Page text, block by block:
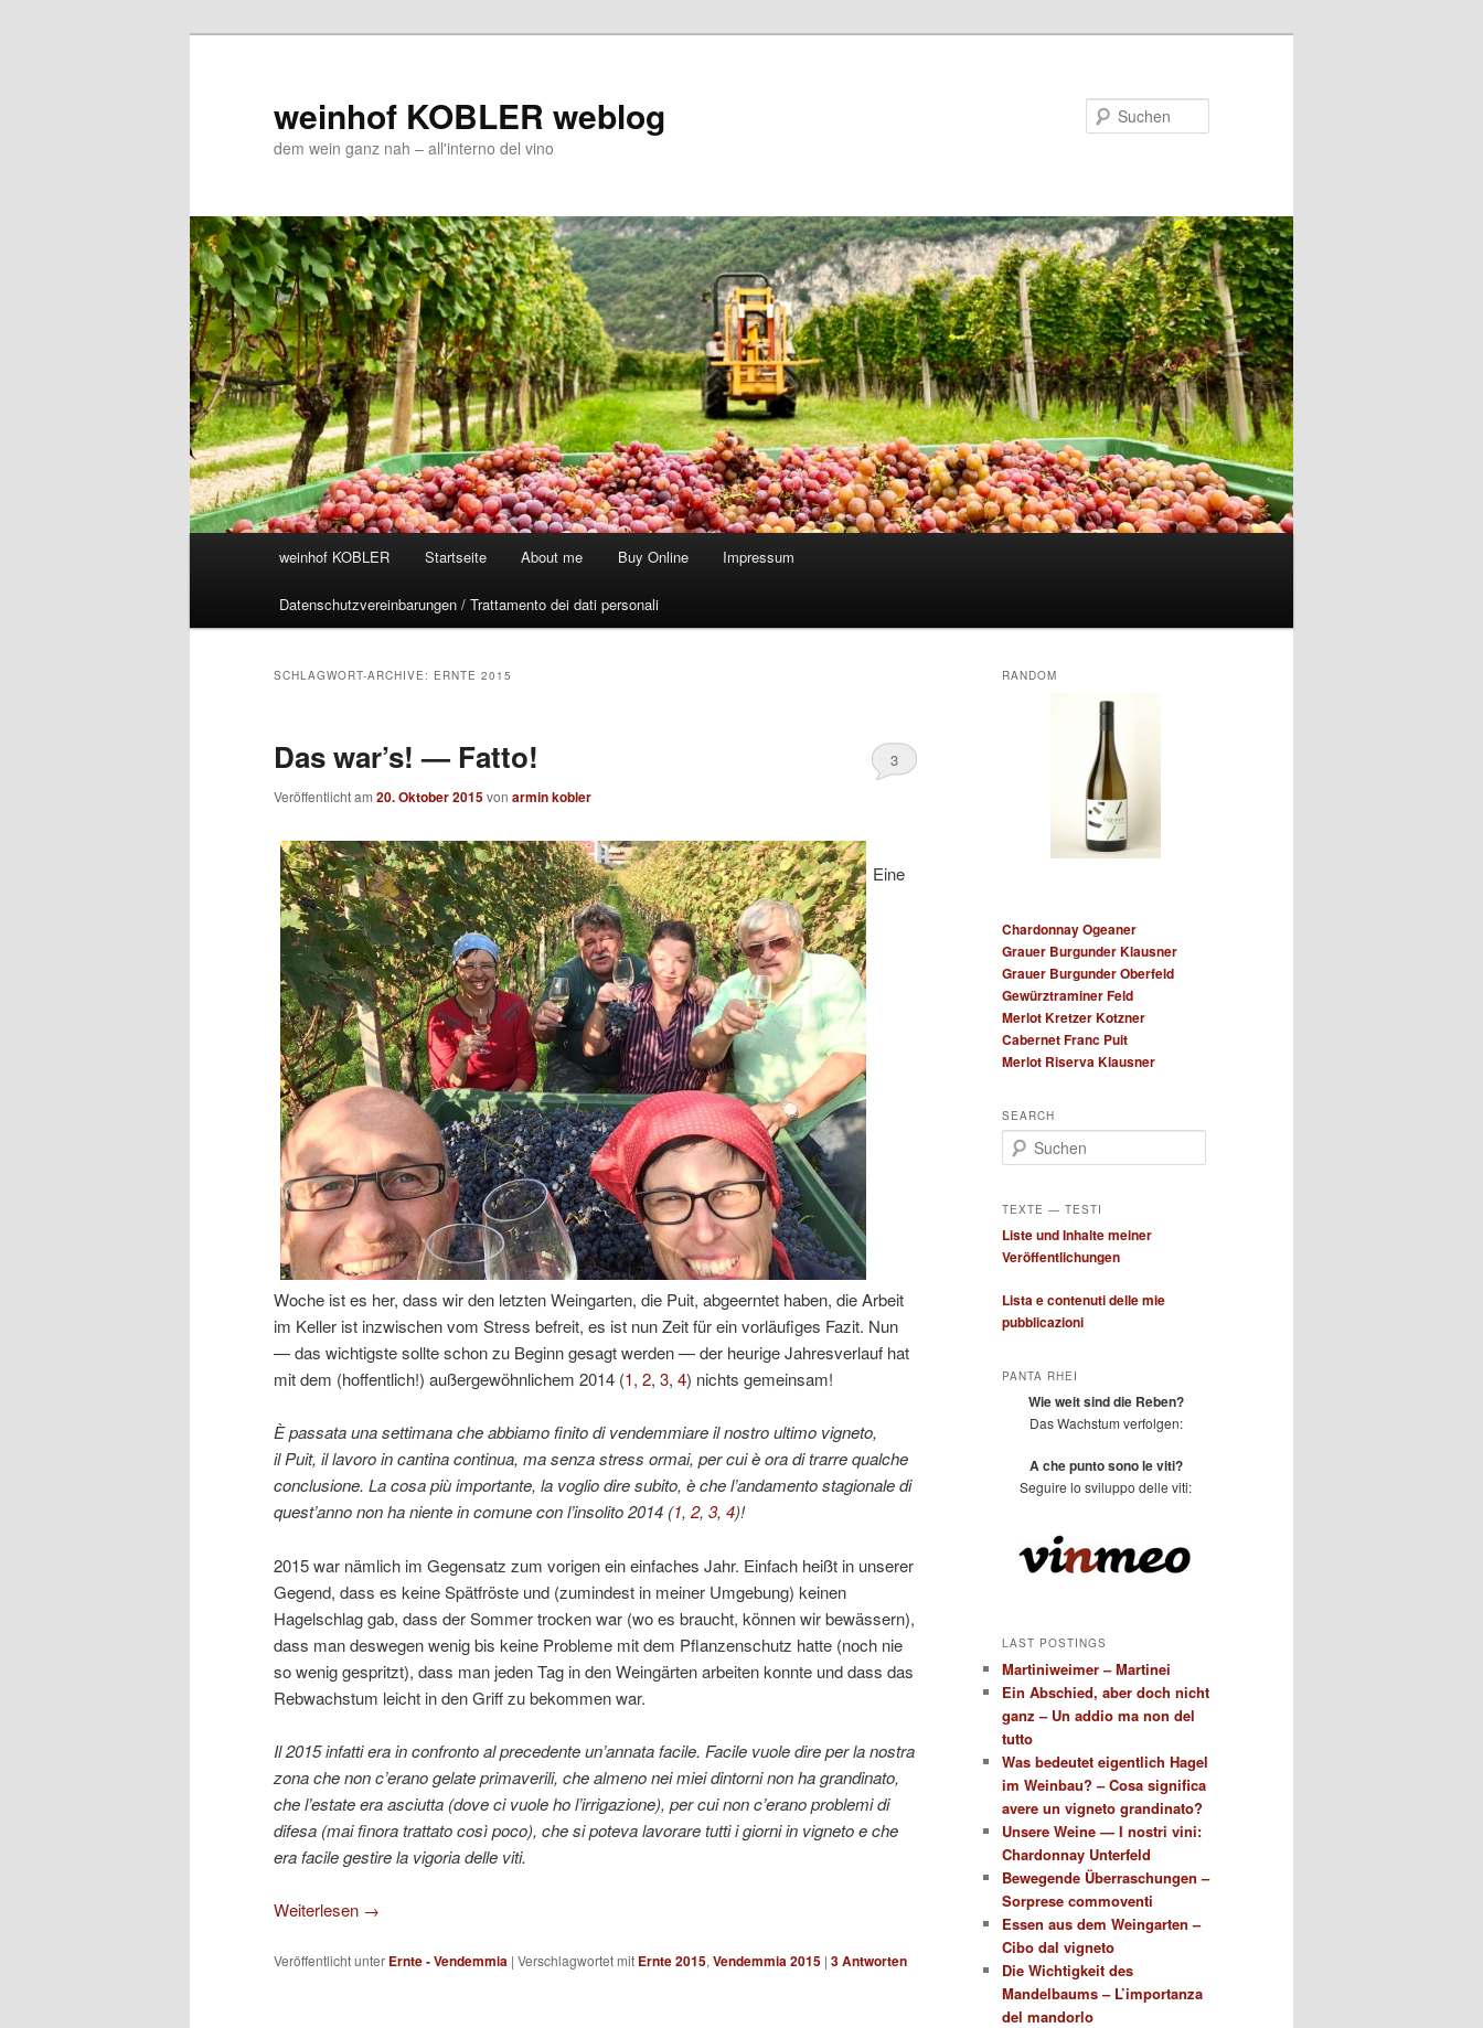
weinhof KOBLER weblog
dem wein ganz nah – all'interno del vino
weinhof KOBLER Startseite About me Buy Online Impressum
Datenschutzvereinbarungen / Trattamento dei dati personali
SCHLAGWORT-ARCHIVE: ERNTE 2015
Das war’s! — Fatto!
Veröffentlicht am 20. Oktober 2015von armin kobler
3
Eine
Woche ist es her, dass wir den letzten Weingarten, die Puit, abgeerntet haben, die Arbeit
im Keller ist inzwischen vom Stress befreit, es ist nun Zeit für ein vorläufiges Fazit. Nun
— das wichtigste sollte schon zu Beginn gesagt werden — der heurige Jahresverlauf hat
mit dem (hoffentlich!) außergewöhnlichem 2014 (1, 2, 3, 4) nichts gemeinsam!
È passata una settimana che abbiamo finito di vendemmiare il nostro ultimo vigneto,
il Puit, il lavoro in cantina continua, ma senza stress ormai, per cui è ora di trarre qualche
conclusione. La cosa più importante, la voglio dire subito, è che l’andamento stagionale di
quest’anno non ha niente in comune con l’insolito 2014 (1, 2, 3, 4)!
2015 war nämlich im Gegensatz zum vorigen ein einfaches Jahr. Einfach heißt in unserer
Gegend, dass es keine Spätfröste und (zumindest in meiner Umgebung) keinen
Hagelschlag gab, dass der Sommer trocken war (wo es braucht, können wir bewässern),
dass man deswegen wenig bis keine Probleme mit dem Pflanzenschutz hatte (noch nie
so wenig gespritzt), dass man jeden Tag in den Weingärten arbeiten konnte und dass das
Rebwachstum leicht in den Griff zu bekommen war.
Il 2015 infatti era in confronto al precedente un’annata facile. Facile vuole dire per la nostra
zona che non c’erano gelate primaverili, che almeno nei miei dintorni non ha grandinato,
che l’estate era asciutta (dove ci vuole ho l’irrigazione), per cui non c’erano problemi di
difesa (mai finora trattato così poco), che si poteva lavorare tutti i giorni in vigneto e che
era facile gestire la vigoria delle viti.
Weiterlesen →
Veröffentlicht unter Ernte - Vendemmia | Verschlagwortet mit Ernte 2015, Vendemmia 2015 | 3Antworten
RANDOM
Chardonnay Ogeaner
Grauer Burgunder Klausner
Grauer Burgunder Oberfeld
Gewürztraminer Feld
Merlot Kretzer Kotzner
Cabernet Franc Puit
Merlot Riserva Klausner
SEARCH
u
h
n
TEXTE — TESTI
Liste und Inhalte meiner
Veröffentlichungen
Lista e contenuti delle mie
pubblicazioni
PANTA RHEI
Wie weit sind die Reben?
Das Wachstum verfolgen:
A che punto sono le viti?
Seguire lo sviluppo delle viti:
LAST POSTINGS
Martiniweimer – Martinei
Ein Abschied, aber doch nicht
ganz – Un addio ma non del
tutto
Was bedeutet eigentlich Hagel
im Weinbau? – Cosa significa
avere un vigneto grandinato?
Unsere Weine — I nostri vini:
Chardonnay Unterfeld
Bewegende Überraschungen –
Sorprese commoventi
Essen aus dem Weingarten –
Cibo dal vigneto
Die Wichtigkeit des
Mandelbaums – L’importanza
del mandorlo